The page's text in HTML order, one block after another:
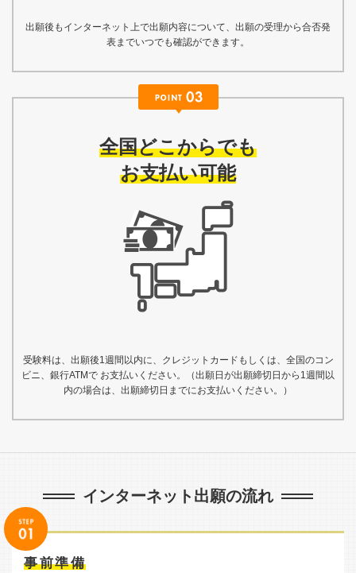
出願後もインターネット上で出願内容について、出願の受理から合否発
表までいつでも確認ができます。
全国どこからでも
お支払い可能
受験料は、出願後1週間以内に、クレジットカードもしくは、全国のコン
ビニ、銀行ATMで お支払いください。（出願日が出願締切日から1週間以
内の場合は、出願締切日までにお支払いください。）
インターネット出願の流れ
事前準備